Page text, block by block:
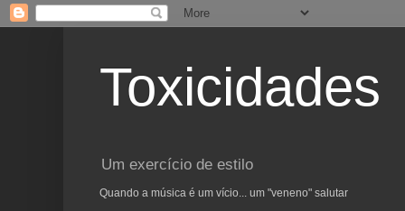
Toxicidades
Um exercício de estilo
Quando a música é um vício... um "veneno" salutar